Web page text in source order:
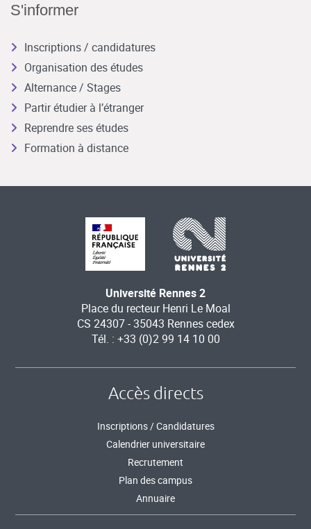
S'informer
Inscriptions / candidatures
Organisation des études
Alternance / Stages
Partir étudier à l’étranger
Reprendre ses études
Formation à distance
Université Rennes 2
Place du recteur Henri Le Moal
CS 24307 - 35043 Rennes cedex
Tél. : +33 (0)2 99 14 10 00
Accès directs
Inscriptions / Candidatures
Calendrier universitaire
Recrutement
Plan des campus
Annuaire